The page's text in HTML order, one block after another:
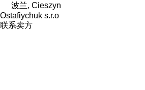
波兰, Cieszyn
Ostafiychuk s.r.o
联系卖方